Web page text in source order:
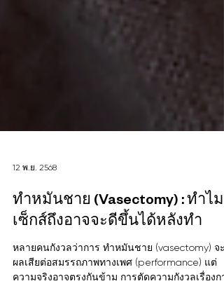
12 พ.ย. 2568
ทำหมันชาย (Vasectomy) : ทำไม
เซ็กส์ถึงอาจจะดีขึ้นได้หลังทำ
หลายคนกังวลว่าการ ทำหมันชาย (vasectomy) จะ